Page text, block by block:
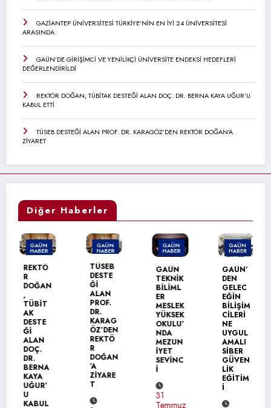
GAZİANTEP ÜNİVERSİTESİ TÜRKİYE’NİN EN İYİ 24 ÜNİVERSİTESİ
ARASINDA
GAÜN’DE GİRİŞİMCİ VE YENİLİKÇİ ÜNİVERSİTE ENDEKSİ HEDEFLERİ
DEĞERLENDİRİLDİ
REKTÖR DOĞAN, TÜBİTAK DESTEĞİ ALAN DOÇ. DR. BERNA KAYA UĞUR’U
KABUL ETTİ
TÜSEB DESTEĞİ ALAN PROF. DR. KARAGÖZ’DEN REKTÖR DOĞAN’A
ZİYARET
Diğer Haberler
GAÜN
HABER
REKTÖ
R
DOĞAN
,
TÜBİT
AK
DESTE
Ğİ
ALAN
DOÇ.
DR.
BERNA
KAYA
UĞUR’
U
KABUL
GAÜN
HABER
TÜSEB
DESTE
Ğİ
ALAN
PROF.
DR.
KARAG
ÖZ’DEN
REKTÖ
R
DOĞAN
’A
ZİYARE
T
GAÜN
HABER
GAÜN
TEKNİK
BİLİML
ER
MESLEK
YÜKSEK
OKULU’
NDA
MEZUN
İYET
SEVİNC
İ
31
Temmuz
GAÜN
HABER
GAÜN’
DEN
GELEC
EĞİN
BİLİŞİM
CİLERİ
NE
UYGUL
AMALI
SİBER
GÜVEN
LİK
EĞİTİM
İ